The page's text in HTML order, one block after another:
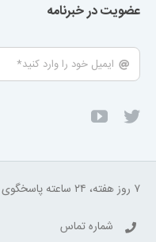
عضویت در خبرنامه
۷ روز هفته، ۲۴ ساعته پاسخگوی شما هستیم.
شماره تماس